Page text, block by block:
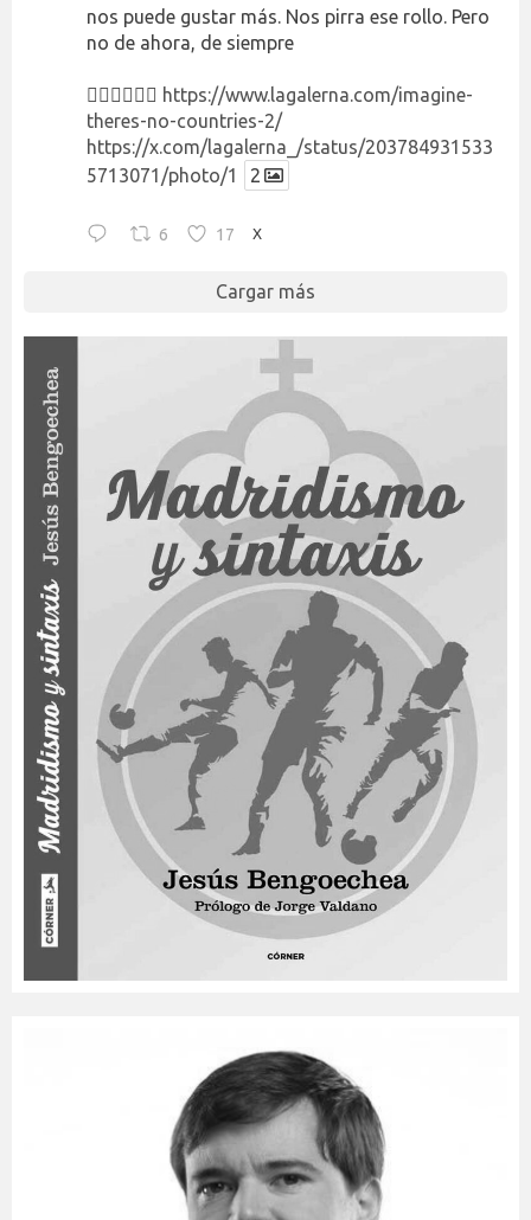
nos puede gustar más. Nos pirra ese rollo. Pero
no de ahora, de siempre
👉🏻👉🏻👉🏻 https://www.lagalerna.com/imagine-
theres-no-countries-2/
https://x.com/lagalerna_/status/203784931533
5713071/photo/1
2
6 17 X
Cargar más